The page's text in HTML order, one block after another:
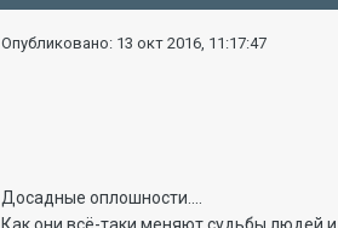
Опубликовано: 13 окт 2016, 11:17:47
Досадные оплошности....